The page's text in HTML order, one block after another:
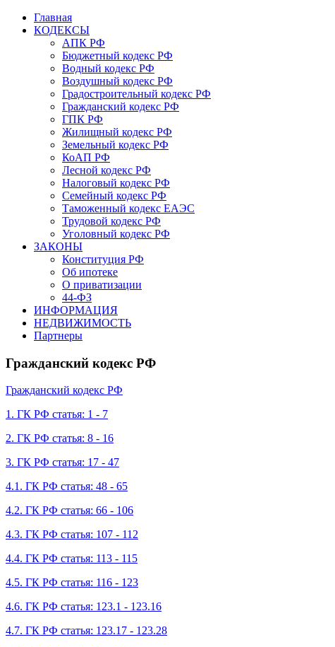
Главная
КОДЕКСЫ
АПК РФ
Бюджетный кодекс РФ
Водный кодекс РФ
Воздушный кодекс РФ
Градостроительный кодекс РФ
Гражданский кодекс РФ
ГПК РФ
Жилищный кодекс РФ
Земельный кодекс РФ
КоАП РФ
Лесной кодекс РФ
Налоговый кодекс РФ
Семейный кодекс РФ
Таможенный кодекс ЕАЭС
Трудовой кодекс РФ
Уголовный кодекс РФ
ЗАКОНЫ
Конституция РФ
Об ипотеке
О приватизации
44-ФЗ
ИНФОРМАЦИЯ
НЕДВИЖИМОСТЬ
Партнеры
Гражданский кодекс РФ
Гражданский кодекс РФ
1. ГК РФ статья: 1 - 7
2. ГК РФ статья: 8 - 16
3. ГК РФ статья: 17 - 47
4.1. ГК РФ статья: 48 - 65
4.2. ГК РФ статья: 66 - 106
4.3. ГК РФ статья: 107 - 112
4.4. ГК РФ статья: 113 - 115
4.5. ГК РФ статья: 116 - 123
4.6. ГК РФ статья: 123.1 - 123.16
4.7. ГК РФ статья: 123.17 - 123.28